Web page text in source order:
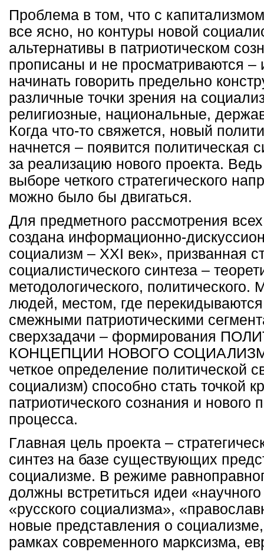
Проблема в том, что с
все ясно, но контуры новой
альтернативы в патриотическом
прописаны и не просматриваются –
начинать говорить предельно
различные точки зрения на
религиозные, национальные,
Когда что-то свяжется, новый
начнется – появится политическая
за реализацию нового проекта.
выборе четкого стратегического
можно было бы двигаться.
Для предметного рассмотрения
создана информационно-
социализм – XXI век», призванная
социалистического синтеза –
методологического,
людей, местом, где
смежными патриотическими
сверхзадачи – формирования
КОНЦЕПЦИИ НОВОГО
четкое определение политической
социализм) способно стать точкой
патриотического сознания и нового
процесса.
Главная цель проекта –
синтез на базе существующих
социализме. В режиме
должны встретиться идеи
«русского социализма»,
новые представления о
рамках современного марксизма,